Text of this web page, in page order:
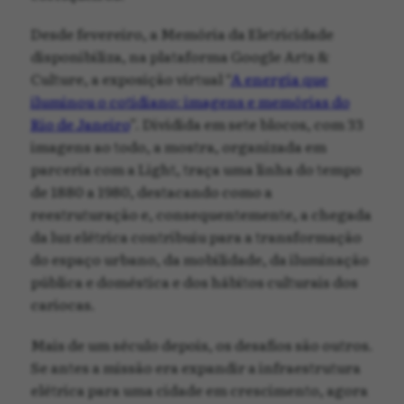
Desde fevereiro, a Memória da Eletricidade
disponibiliza, na plataforma Google Arts &
Culture, a exposição virtual “ A energia que
iluminou o cotidiano: imagens e memórias do
Rio de Janeiro”. Dividida em sete blocos, com 33
imagens ao todo, a mostra, organizada em
parceria com a Light, traça uma linha do tempo
de 1880 a 1980, destacando como a
reestruturação e, consequentemente, a chegada
da luz elétrica contribuiu para a transformação
do espaço urbano, da mobilidade, da iluminação
pública e doméstica e dos hábitos culturais dos
cariocas.
Mais de um século depois, os desafios são outros.
Se antes a missão era expandir a infraestrutura
elétrica para uma cidade em crescimento, agora